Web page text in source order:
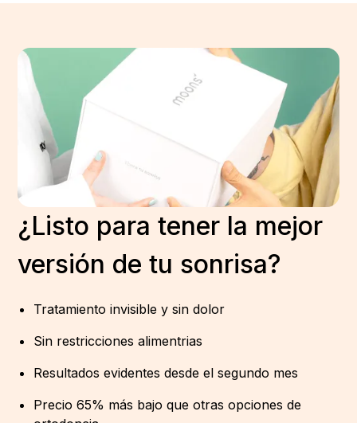
¿Listo para tener la mejor
versión de tu sonrisa?
Tratamiento invisible y sin dolor
Sin restricciones alimentrias
Resultados evidentes desde el segundo mes
Precio 65% más bajo que otras opciones de